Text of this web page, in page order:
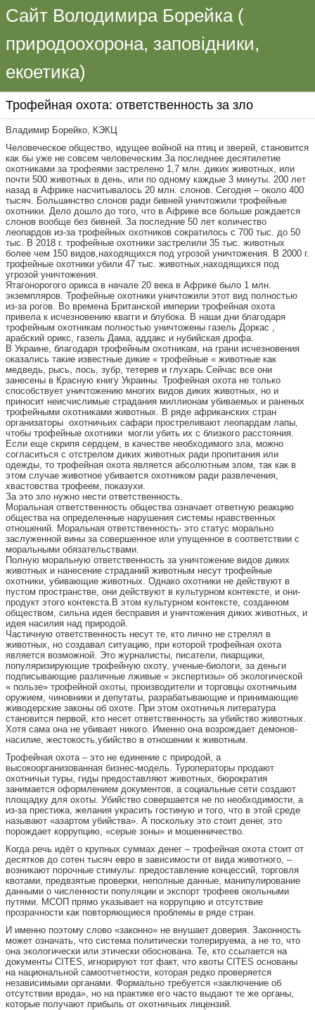
Сайт Володимира Борейка (
природоохорона, заповідники,
екоетика)
Трофейная охота: ответственность за зло
Владимир Борейко, КЭКЦ
Человеческое общество, идущее войной на птиц и зверей, становится
как бы уже не совсем человеческим.За последнее десятилетие
охотниками за трофеями застрелено 1,7 млн. диких животных, или
почти 500 животных в день, или по одному каждые 3 минуты. 200 лет
назад в Африке насчитывалось 20 млн. слонов. Сегодня – около 400
тысяч. Большинство слонов ради бивней уничтожили трофейные
охотники. Дело дошло до того, что в Африке все больше рождается
слонов вообще без бивней. За последние 50 лет количество
леопардов из-за трофейных охотников сократилось с 700 тыс. до 50
тыс. В 2018 г. трофейные охотники застрелили 35 тыс. животных
более чем 150 видов,находящихся под угрозой уничтожения. В 2000 г.
трофейные охотники убили 47 тыс. животных,находящихся под
угрозой уничтожения.
Ятагонорогого орикса в начале 20 века в Африке было 1 млн.
экземпляров. Трофейные охотники уничтожили этот вид полностью
из-за рогов. Во времена Британской империи трофейная охота
привела к исчезновению квагги и блубока. В наши дни благодаря
трофейным охотникам полностью уничтожены газель Доркас ,
арабский орикс, газель Дама, аддакс и нубийская дрофа.
В Украине, благодаря трофейным охотникам, на грани исчезновения
оказались такие известные дикие « трофейные « животные как
медведь, рысь, лось, зубр, тетерев и глухарь.Сейчас все они
занесены в Красную книгу Украины. Трофейная охота не только
способствует уничтожению многих видов диких животных, но и
приносит неисчислимые страдания миллионам убиваемых и раненых
трофейными охотниками животных. В ряде африканских стран
организаторы охотничьих сафари простреливают леопардам лапы,
чтобы трофейные охотники могли убить их с близкого расстояния.
Если еще скрипя сердцем, в качестве необходимого зла, можно
согласиться с отстрелом диких животных ради пропитания или
одежды, то трофейная охота является абсолютным злом, так как в
этом случае животное убивается охотником ради развлечения,
хвастовства трофеем, показухи.
За это зло нужно нести ответственность.
Моральная ответственность общества означает ответную реакцию
общества на определенные нарушения системы нравственных
отношений. Моральная ответственность- это статус морально
заслуженной вины за совершенное или упущенное в соответствии с
моральными обязательствами.
Полную моральную ответственность за уничтожение видов диких
животных и нанесение страданий животным несут трофейные
охотники, убивающие животных. Однако охотники не действуют в
пустом пространстве, они действуют в культурном контексте, и они-
продукт этого контекста.В этом культурном контексте, созданном
обществом, сильна идея бесправия и уничтожения диких животных, и
идея насилия над природой.
Частичную ответственность несут те, кто лично не стрелял в
животных, но создавал ситуацию, при которой трофейная охота
является возможной. Это журналисты, писатели, пиарщики,
популяризирующие трофейную охоту, ученые-биологи, за деньги
подписывающие различные лживые « экспертизы» об экологической
« пользе» трофейной охоты, производители и торговцы охотничьим
оружием, чиновники и депутаты, разрабатывающие и принимающие
живодерские законы об охоте. При этом охотничья литература
становится первой, кто несет ответственность за убийство животных.
Хотя сама она не убивает никого. Именно она возрождает демонов-
насилие, жестокость,убийство в отношении к животным.
Трофейная охота – это не единение с природой, а
высокоорганизованная бизнес-модель. Туроператоры продают
охотничьи туры, гиды предоставляют животных, бюрократия
занимается оформлением документов, а социальные сети создают
площадку для охоты. Убийство совершается не по необходимости, а
из-за престижа, желания украсить гостиную и того, что в этой среде
называют «азартом убийства». А поскольку это стоит денег, это
порождает коррупцию, «серые зоны» и мошенничество.
Когда речь идёт о крупных суммах денег – трофейная охота стоит от
десятков до сотен тысяч евро в зависимости от вида животного, –
возникают порочные стимулы: предоставление концессий, торговля
квотами, предвзятые проверки, неполные данные, манипулирование
данными о численности популяции и экспорт трофеев окольными
путями. МСОП прямо указывает на коррупцию и отсутствие
прозрачности как повторяющиеся проблемы в ряде стран.
И именно поэтому слово «законно» не внушает доверия. Законность
может означать, что система политически толерируема, а не то, что
она экологически или этически обоснована. Те, кто ссылается на
документы CITES, игнорируют тот факт, что квоты CITES основаны
на национальной самоотчетности, которая редко проверяется
независимыми органами. Формально требуется «заключение об
отсутствии вреда», но на практике его часто выдают те же органы,
которые получают прибыль от охотничьих лицензий.